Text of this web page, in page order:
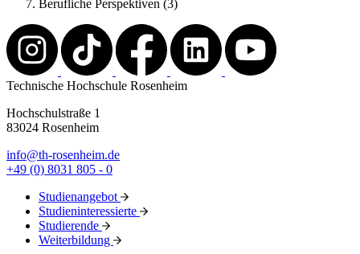
Berufliche Perspektiven (3)
Technische Hochschule Rosenheim
Hochschulstraße 1
83024 Rosenheim
info@th-rosenheim.de
+49 (0) 8031 805 - 0
Studienangebot
Studieninteressierte
Studierende
Weiterbildung